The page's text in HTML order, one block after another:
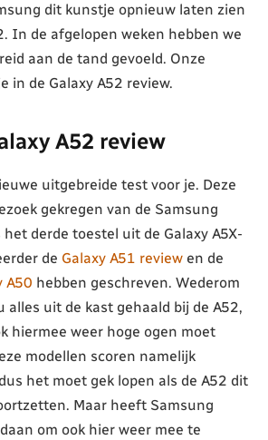
dit kunstje opnieuw laten zien
In de afgelopen weken hebben we
aan de tand gevoeld. Onze
in de Galaxy A52 review.
A52 review
uitgebreide test voor je. Deze
gekregen van de Samsung
het derde toestel uit de Galaxy A5X-
de Galaxy A51 review en de
A50 hebben geschreven. Wederom
alles uit de kast gehaald bij de A52,
hiermee weer hoge ogen moet
modellen scoren namelijk
het moet gek lopen als de A52 dit
Maar heeft Samsung
om ook hier weer mee te